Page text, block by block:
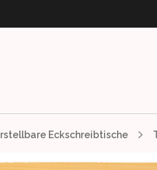
Eckschreibtische